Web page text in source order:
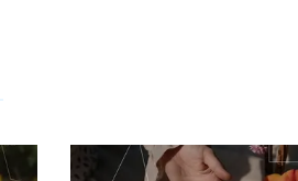
і 5-
з ацетил-КоА. Гідроксиіндол О-
THB до O
може призвести до